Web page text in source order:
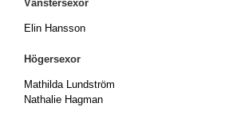
Vänstersexor
Elin Hansson
Högersexor
Mathilda Lundström
Nathalie Hagman